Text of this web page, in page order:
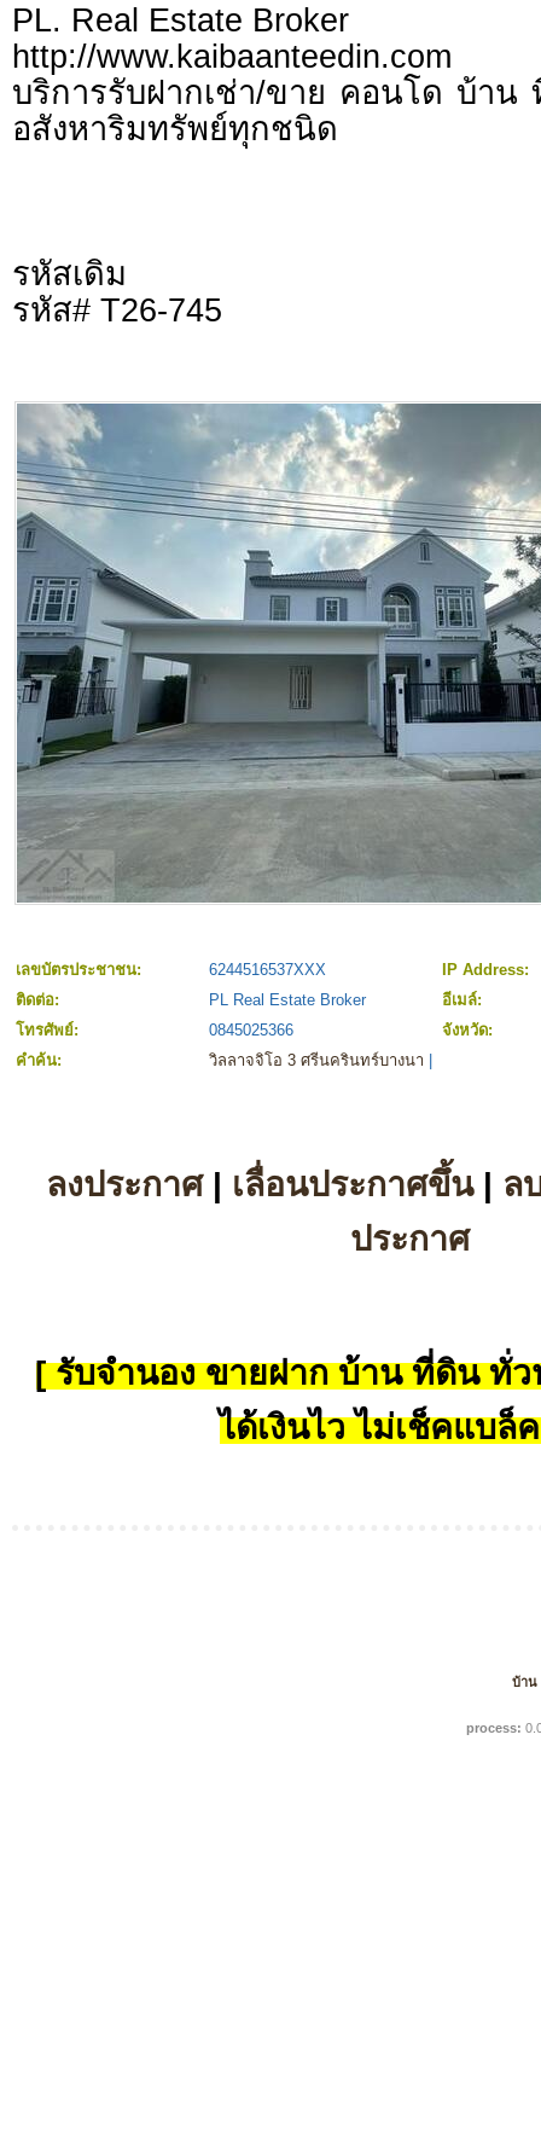
PL. Real Estate Broker
http://www.kaibaanteedin.com
บริการรับฝากเช่า/ขาย คอนโด บ้าน
อสังหาริมทรัพย์ทุกชนิด
รหัสเดิม
รหัส# T26-745
เลขบัตรประชาชน: 6244516537XXX
IP Address:
ติดต่อ:
PL Real Estate Broker
อีเมล์:
โทรศัพย์:
0845025366
จังหวัด:
คำค้น:
วิลลาจจิโอ 3 ศรีนครินทร์บางนา
ลงประกาศ| เลื่อนประกาศขึ้น| ล
ประกาศ
[ รับจำนอง ขายฝาก บ้าน ที่ดิน ทั่ว
ได้เงินไว ไม่เช็คแบล็
บ้าน
process: